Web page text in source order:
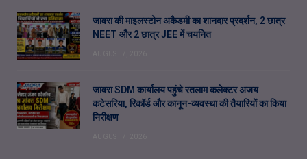
जावरा की माइलस्टोन अकैडमी का शानदार प्रदर्शन, 2 छात्र
NEET और 2 छात्र JEE में चयनित
जावरा SDM कार्यालय पहुंचे रतलाम कलेक्टर अजय
कटेसरिया, रिकॉर्ड और कानून-व्यवस्था की तैयारियों का किया
निरीक्षण